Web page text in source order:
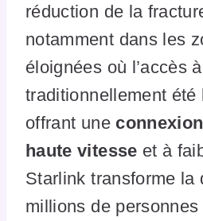
réduction de la
notamment dans les
éloignées où l’accès
traditionnellement été
offrant une
haute vitesse et à
Starlink transforme la
millions de